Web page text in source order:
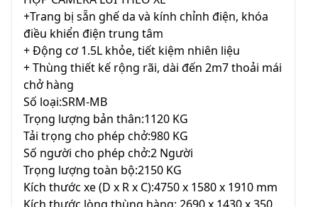
+Trang bị sẵn ghế da và kính chỉnh điện, khóa
điều khiển điện trung tâm
+ Động cơ 1.5L khỏe, tiết kiệm nhiên liệu
+ Thùng thiết kế rộng rãi, dài đến 2m7 thoải mái
chở hàng
Số loại:SRM-MB
Trọng lượng bản thân:1120 KG
Tải trọng cho phép chở:980 KG
Số người cho phép chở:2 Người
Trọng lượng toàn bộ:2150 KG
Kích thước xe (D x R x C):4750 x 1580 x 1910 mm